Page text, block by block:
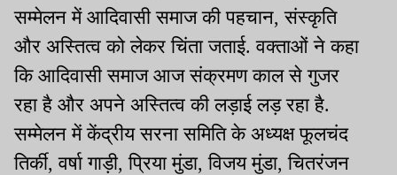
सम्मेलन में आदिवासी समाज की पहचान, संस्कृति
और अस्तित्व को लेकर चिंता जताई. वक्ताओं ने कहा
कि आदिवासी समाज आज संक्रमण काल से गुजर
रहा है और अपने अस्तित्व की लड़ाई लड़ रहा है.
सम्मेलन में केंद्रीय सरना समिति के अध्यक्ष फूलचंद
तिर्की, वर्षा गाड़ी, प्रिया मुंडा, विजय मुंडा, चितरंजन